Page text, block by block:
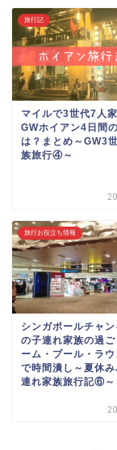
旅行記
マイルで3世代7人家
GWホイアン4日間
は？まとめ～GW3
族旅行④～
旅行お役立ち情報
シンガポールチャ
の子連れ家族の過
ーム・プール・ラ
で時間潰し～夏休
連れ家族旅行記⑥～